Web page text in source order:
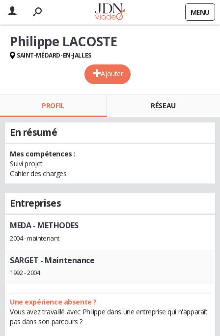
MENU
Ajouter
Philippe LACOSTE
SAINT-MÉDARD-EN-JALLES
PROFIL RÉSEAU
En résumé
Mes compétences :
Suivi projet
Cahier des charges
Entreprises
MEDA- METHODES
2004 - maintenant
SARGET - Maintenance
1992 - 2004
Une expérience absente ?
Vous avez travaillé avec Philippe dans une entreprise qui n'apparaît
pas dans son parcours ?